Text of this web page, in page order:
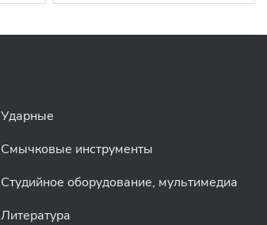
Ударные
Смычковые инструменты
Студийное оборудование, мультимедиа
Литература